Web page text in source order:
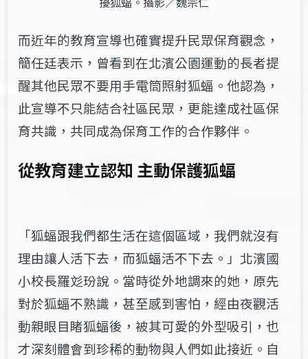
而近年的教育宣導也確實提升民眾保育觀念，
簡任廷表示，曾看到在北濱公園運動的長者提
醒其他民眾不要用手電筒照射狐蝠。他認為，
此宣導不只能結合社區民眾，更能達成社區保
育共識，共同成為保育工作的合作夥伴。
從教育建立認知 主動保護狐蝠
「狐蝠跟我們都生活在這個區域，我們就沒有
理由讓人活下去，而狐蝠活不下去。」北濱國
小校長羅彣玢說。當時從外地調來的她，原先
對於狐蝠不熟識，甚至感到害怕，經由夜觀活
動親眼目睹狐蝠後，被其可愛的外型吸引，也
才深刻體會到珍稀的動物與人們如此接近。自